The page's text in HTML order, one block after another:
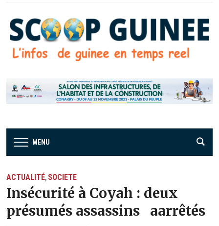
MENU
ACTUALITÉ, SOCIETE
Insécurité à Coyah : deux
présumés assassins aarrêtés